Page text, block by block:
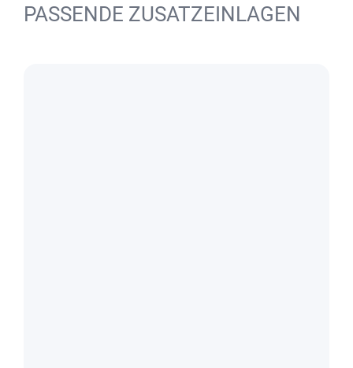
PASSENDE ZUSATZEINLAGEN